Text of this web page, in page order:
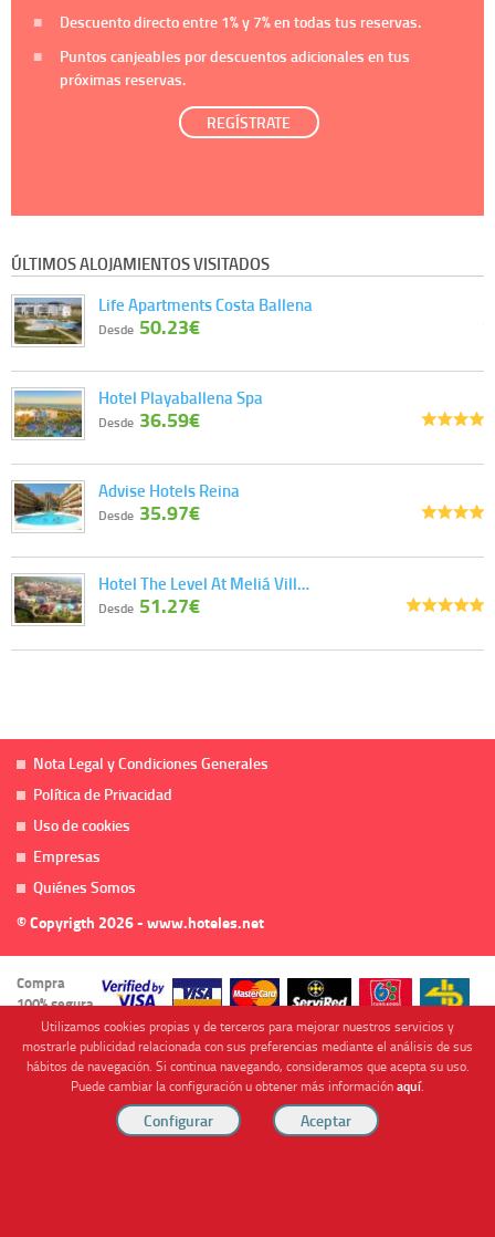
Descuento directo entre 1%y 7%en todas tus reservas.
Puntos canjeables por descuentos adicionales en tus
próximas reservas.
REGÍSTRATE
ÚLTIMOS ALOJAMIENTOS VISITADOS
Life Apartments Costa Ballena
Desde 50.23€
Hotel Playaballena Spa
Desde 36.59€
Advise Hotels Reina
Desde 35.97€
Hotel The Level At Meliá Vill…
Desde 51.27€
Nota Legal y Condiciones Generales
Política de Privacidad
Uso de cookies
Empresas
Quiénes Somos
© Copyrigth 2026 - www.hoteles.net
Compra
100% segura
Cofinanciado por
Utilizamos cookies propias y de terceros para mejorar nuestros servicios y
mostrarle publicidad relacionada con sus preferencias mediante el análisis de sus
hábitos de navegación. Si continua navegando, consideramos que acepta su uso.
Puede cambiar la configuración u obtener más informaciónaquí.